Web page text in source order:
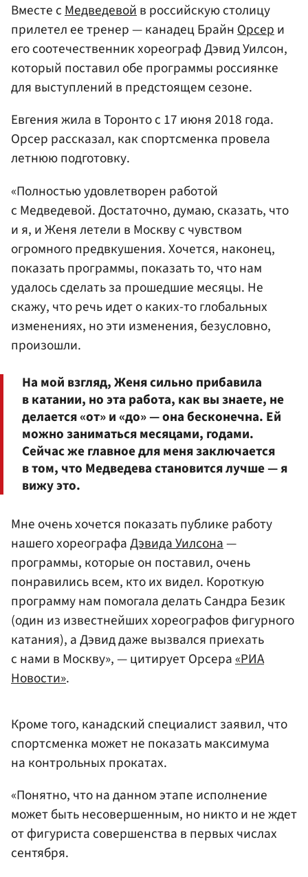
Вместе сМедведевойв российскую столицу
прилетел ее тренер — канадец БрайнОрсери
его соотечественник хореограф Дэвид Уилсон,
который поставил обе программы россиянке
для выступлений в предстоящем сезоне.
Евгения жила в Торонто с 17 июня 2018 года.
Орсер рассказал, как спортсменка провела
летнюю подготовку.
«Полностью удовлетворен работой
с Медведевой. Достаточно, думаю, сказать, что
и я, и Женя летели в Москву с чувством
огромного предвкушения. Хочется, наконец,
показать программы, показать то, что нам
удалось сделать за прошедшие месяцы. Не
скажу, что речь идет о каких-то глобальных
изменениях, но эти изменения, безусловно,
произошли.
На мой взгляд, Женя сильно прибавила
в катании, но эта работа, как вы знаете, не
делается «от» и «до» — она бесконечна. Ей
можно заниматься месяцами, годами.
Сейчас же главное для меня заключается
в том, что Медведева становится лучше — я
вижу это.
Мне очень хочется показать публике работу
нашего хореографаДэвида Уилсона—
программы, которые он поставил, очень
понравились всем, кто их видел. Короткую
программу нам помогала делать Сандра Безик
(один из известнейших хореографов фигурного
катания), а Дэвид даже вызвался приехать
с нами в Москву», — цитирует Орсера«РИА
Новости».
Кроме того, канадский специалист заявил, что
спортсменка может не показать максимума
на контрольных прокатах.
«Понятно, что на данном этапе исполнение
может быть несовершенным, но никто и не ждет
от фигуриста совершенства в первых числах
сентября.